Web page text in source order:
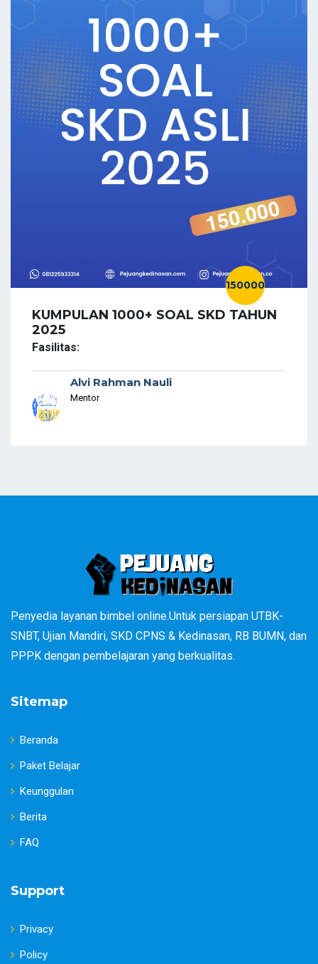
150000
KUMPULAN 1000+ SOAL SKD TAHUN
2025
Fasilitas:
Alvi Rahman Nauli
Mentor
Penyedia layanan bimbel online.Untuk persiapan UTBK-
SNBT, Ujian Mandiri, SKD CPNS & Kedinasan, RB BUMN, dan
PPPK dengan pembelajaran yang berkualitas.
Sitemap
Beranda
Paket Belajar
Keunggulan
Berita
FAQ
Support
Privacy
Policy